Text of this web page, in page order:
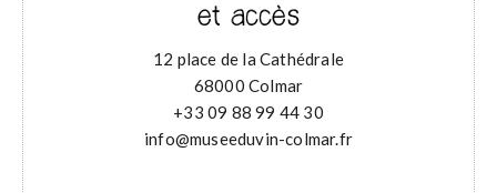
et accès
12 place de la Cathédrale
68000 Colmar
+33 09 88 99 44 30
info@museeduvin-colmar.fr